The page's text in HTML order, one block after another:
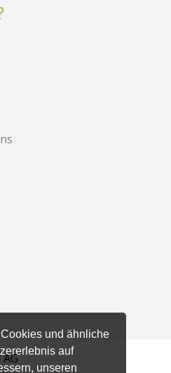
und ähnliche
auf
unseren